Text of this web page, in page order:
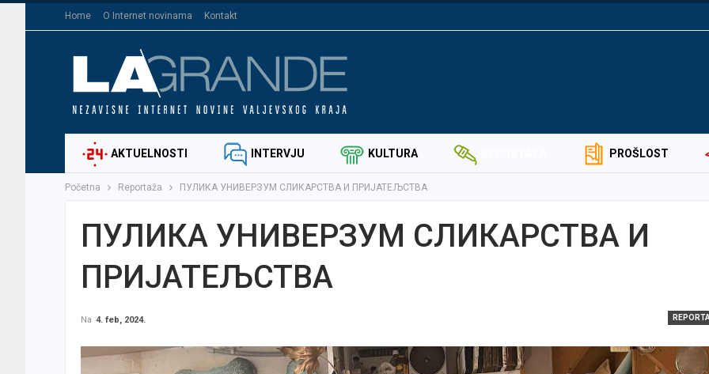
Home O Internet novinama Kontakt
AKTUELNOSTI INTERVJU KULTURA PROŠLOST
Početna Reportaža ПУЛИКА УНИВЕРЗУМ СЛИКАРСТВА И ПРИЈАТЕЉСТВА
ПУЛИКА УНИВЕРЗУМ СЛИКАРСТВА И
ПРИЈАТЕЉСТВА
Na 4. feb, 2024.
PRIMERNA